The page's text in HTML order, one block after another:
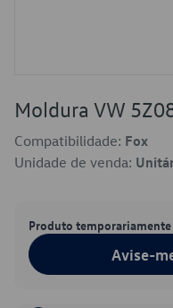
Moldura VW
Compatibilidade: Fox
Unidade de venda:
Produto
Avise-